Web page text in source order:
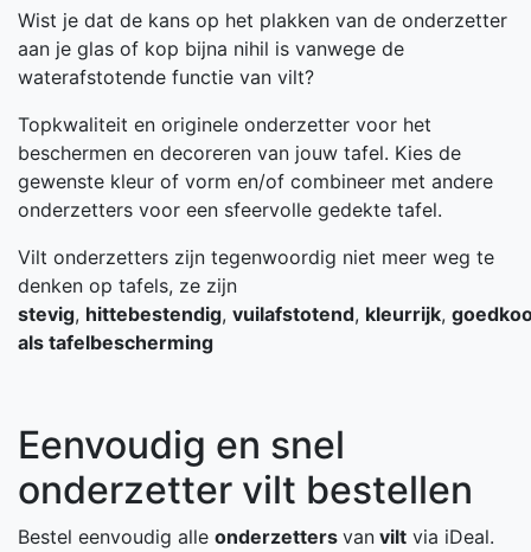
Wist je dat de kans op het plakken van de onderzetter
aan je glas of kop bijna nihil is vanwege de
waterafstotende functie van vilt?
Topkwaliteit en originele onderzetter voor het
beschermen en decoreren van jouw tafel. Kies de
gewenste kleur of vorm en/of combineer met andere
onderzetters voor een sfeervolle gedekte tafel.
Vilt onderzetters zijn tegenwoordig niet meer weg te
denken op tafels, ze zijn
stevig, hittebestendig, vuilafstotend, kleurrijk,
als tafelbescherming
Eenvoudig en snel
onderzetter vilt bestellen
Bestel eenvoudig alle onderzetters van vilt via iDeal.